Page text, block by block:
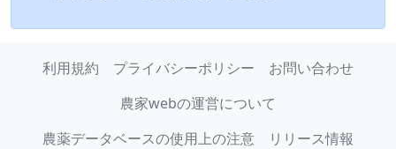
利用規約 プライバシーポリシー
お問い合わせ
農家webの運営について
農薬データベースの使用上の注意
リリース情報